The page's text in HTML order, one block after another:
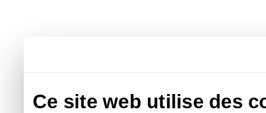
Ce site web utilise des